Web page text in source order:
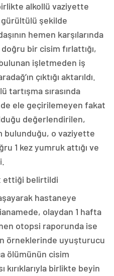
alkollü vaziyette
gürültülü şekilde
hemen karşılarında
bir cisim fırlattığı,
işletmeden iş
çıktığı aktarıldı.
tartışma sırasında
ele geçirilemeyen fakat
değerlendirilen,
bulunduğu, o vaziyette
1 kez yumruk attığı ve
ettiği belirtildi
hastaneye
olaydan 1 hafta
otopsi raporunda ise
örneklerinde uyuşturucu
ölümünün cisim
kırıklarıyla birlikte beyin